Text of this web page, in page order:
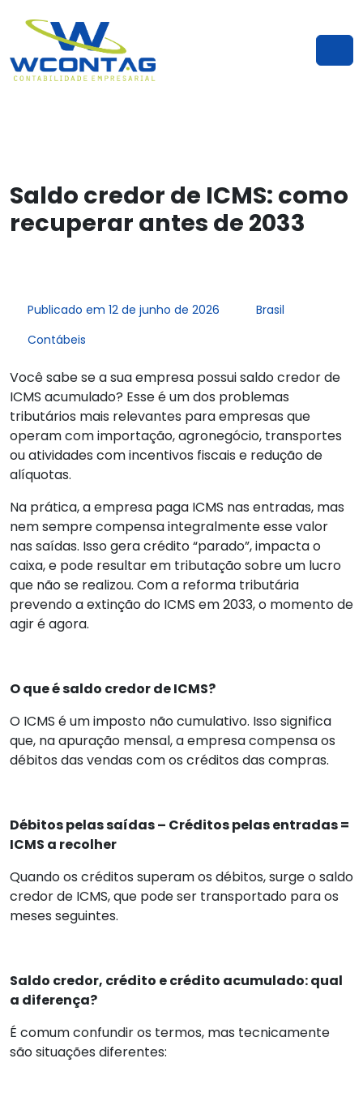
Saldo credor de ICMS: como
recuperar antes de 2033
Publicado em 12 de junho de 2026
Brasil
Contábeis
Você sabe se a sua empresa possui saldo credor de
ICMS acumulado? Esse é um dos problemas
tributários mais relevantes para empresas que
operam com importação, agronegócio, transportes
ou atividades com incentivos fiscais e redução de
alíquotas.
Na prática, a empresa paga ICMS nas entradas, mas
nem sempre compensa integralmente esse valor
nas saídas. Isso gera crédito “parado”, impacta o
caixa, e pode resultar em tributação sobre um lucro
que não se realizou. Com a reforma tributária
prevendo a extinção do ICMS em 2033, o momento de
agir é agora.
O que é saldo credor de ICMS?
O ICMS é um imposto não cumulativo. Isso significa
que, na apuração mensal, a empresa compensa os
débitos das vendas com os créditos das compras.
Débitos pelas saídas – Créditos pelas entradas =
ICMS a recolher
Quando os créditos superam os débitos, surge o saldo
credor de ICMS, que pode ser transportado para os
meses seguintes.
Saldo credor, crédito e crédito acumulado: qual
a diferença?
É comum confundir os termos, mas tecnicamente
são situações diferentes: